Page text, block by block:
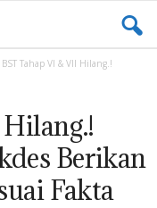
BST Tahap VI & VII Hilang.!
Berikan
Fakta